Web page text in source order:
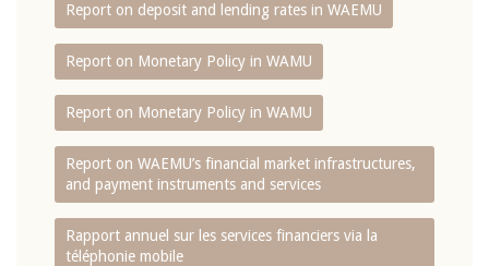
Report on deposit and lending rates in WAEMU
Report on Monetary Policy in WAMU
Report on Monetary Policy in WAMU
Report on WAEMU’s financial market infrastructures,
and payment instruments and services
Rapport annuel sur les services financiers via la
téléphonie mobile